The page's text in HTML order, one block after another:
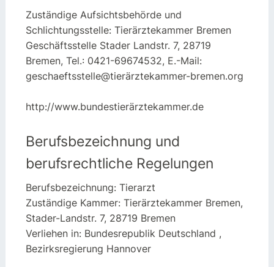
Zuständige Aufsichtsbehörde und
Schlichtungsstelle: Tierärztekammer Bremen
Geschäftsstelle Stader Landstr. 7, 28719
Bremen, Tel.: 0421-69674532, E.-Mail:
geschaeftsstelle@tierärztekammer-bremen.org
http://www.bundestierärztekammer.de
Berufsbezeichnung und
berufsrechtliche Regelungen
Berufsbezeichnung: Tierarzt
Zuständige Kammer: Tierärztekammer Bremen,
Stader-Landstr. 7, 28719 Bremen
Verliehen in: Bundesrepublik Deutschland ,
Bezirksregierung Hannover